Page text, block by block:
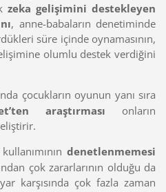
zeka gelişimini destekleyen
, anne-babaların denetiminde
süre içinde oynamasının,
olumlu destek verdiğini
çocukların oyunun yanı sıra
araştırması onların
denetlenmemesi
çok zararlarının olduğu da
karşısında çok fazla zaman